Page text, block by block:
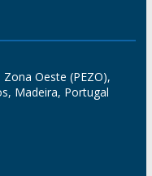
Oeste (PEZO),
Madeira, Portugal